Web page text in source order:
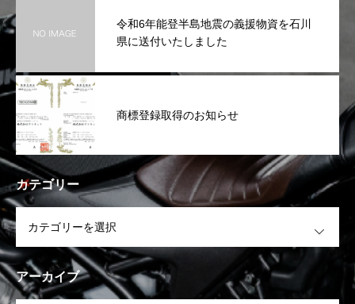
令和6年能登半島地震の義援物資を石川
県に送付いたしました
商標登録取得のお知らせ
カテゴリー
アーカイブ